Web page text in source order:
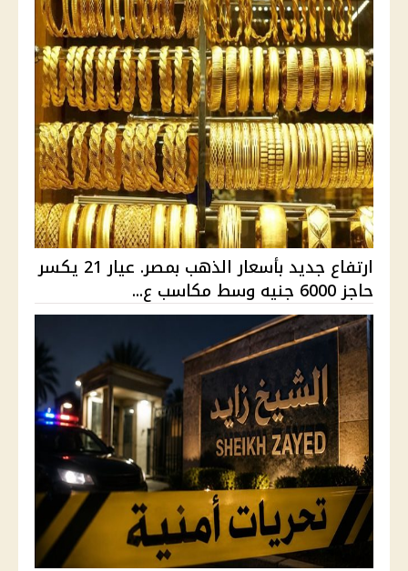
ارتفاع جديد بأسعار الذهب بمصر. عيار 21 يكسر
حاجز 6000 جنيه وسط مكاسب ع...